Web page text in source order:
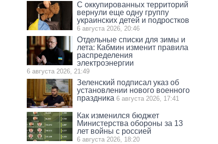
С оккупированных территорий
вернули еще одну группу
украинских детей и подростков
6 августа 2026, 20:46
Отдельные списки для зимы и
лета: Кабмин изменит правила
распределения
электроэнергии
6 августа 2026, 21:49
Зеленский подписал указ об
установлении нового военного
праздника 6 августа 2026, 17:41
Как изменился бюджет
Министерства обороны за 13
лет войны с россией
6 августа 2026, 18:20